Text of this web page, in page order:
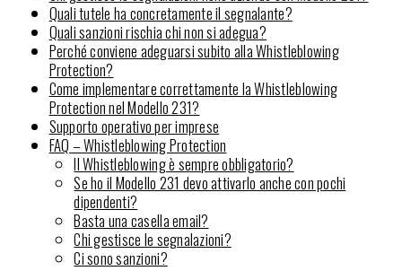
Quali tutele ha concretamente il segnalante?
Quali sanzioni rischia chi non si adegua?
Perché conviene adeguarsi subito alla Whistleblowing
Protection?
Come implementare correttamente la Whistleblowing
Protection nel Modello 231?
Supporto operativo per imprese
FAQ – Whistleblowing Protection
Il Whistleblowing è sempre obbligatorio?
Se ho il Modello 231 devo attivarlo anche con pochi
dipendenti?
Basta una casella email?
Chi gestisce le segnalazioni?
Ci sono sanzioni?